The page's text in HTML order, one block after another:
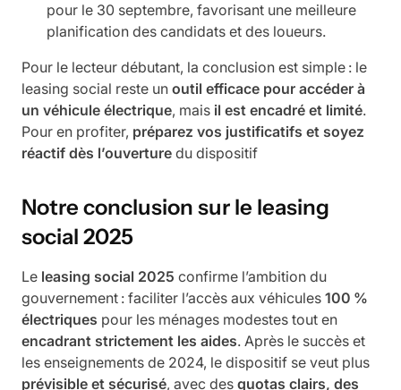
pour le 30 septembre, favorisant une meilleure
planification des candidats et des loueurs.
Pour le lecteur débutant, la conclusion est simple : le
leasing social reste un outil efficace pour accéder à
un véhicule électrique, mais il est encadré et limité.
Pour en profiter, préparez vos justificatifs et soyez
réactif dès l’ouverture du dispositif
Notre conclusion sur le leasing
social 2025
Le leasing social 2025 confirme l’ambition du
gouvernement : faciliter l’accès aux véhicules 100 %
électriques pour les ménages modestes tout en
encadrant strictement les aides. Après le succès et
les enseignements de 2024, le dispositif se veut plus
prévisible et sécurisé, avec des quotas clairs, des